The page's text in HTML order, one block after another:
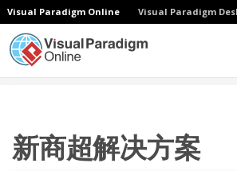
Visual Paradigm Online Visual Paradigm
新商超解决方案